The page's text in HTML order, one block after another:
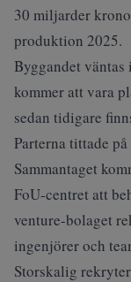
30 miljarder
produktion 2025.
Byggandet väntas
kommer att vara
sedan tidigare
Parterna tittade
Sammantaget
FoU-centret att
venture-bolaget
ingenjörer och
Storskalig